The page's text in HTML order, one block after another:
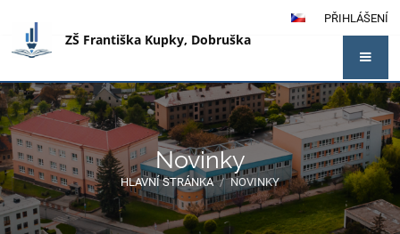
PŘIHLÁŠENÍ
ZŠ Františka Kupky, Dobruška
Novinky
HLAVNÍ STRÁNKA / NOVINKY